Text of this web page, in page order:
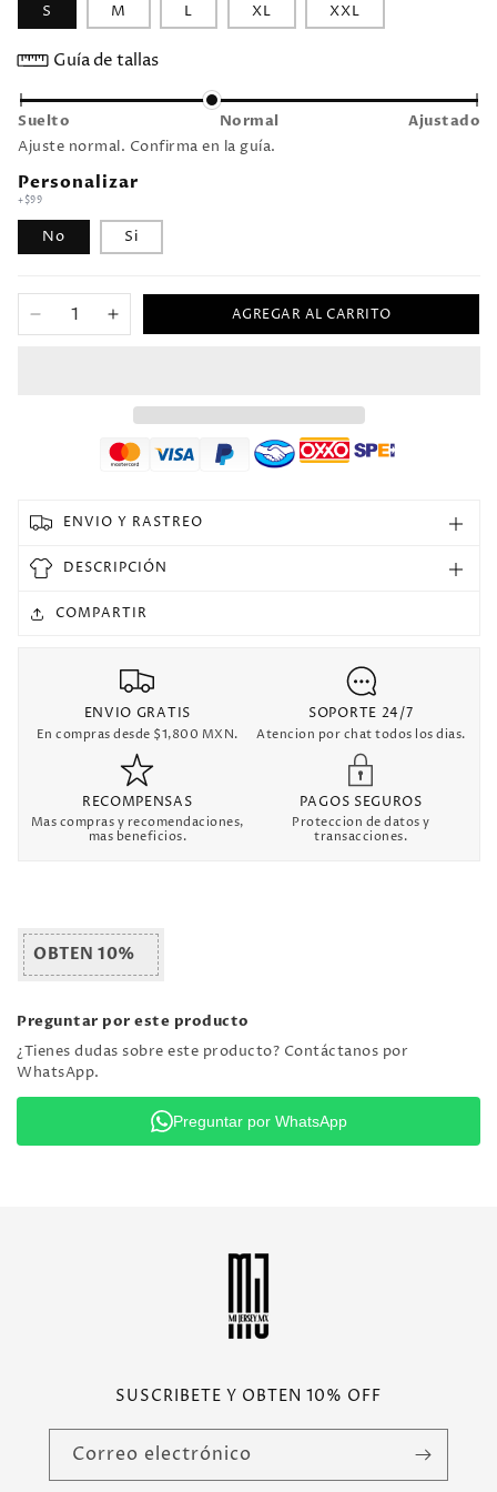
S M L XL XXL
Guía de tallas
Suelto Normal Ajustado
Ajuste normal. Confirma en la guía.
Personalizar
+$99
No Si
Reducir
Selecciones
Retro
Aumentar
Visitante
Versión
Retro
AGREGAR AL CARRITO
ENVIO Y RASTREO
DESCRIPCIÓN
COMPARTIR
ENVIO GRATIS
En compras desde $1,800 MXN.
SOPORTE 24/7
Atencion por chat todos los dias.
RECOMPENSAS
Mas compras y recomendaciones,
mas beneficios.
PAGOS SEGUROS
Proteccion de datos y
transacciones.
OBTEN 10%
Preguntar por este producto
¿Tienes dudas sobre este producto? Contáctanos por
WhatsApp.
Preguntar por WhatsApp
SUSCRIBETE Y OBTEN 10% OFF
Correo electrónico